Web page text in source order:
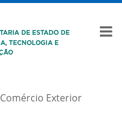
Comércio Exterior